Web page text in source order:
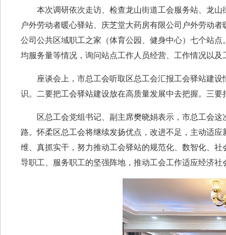
本次调研依次走访、检查龙山街道工会服务站、龙
户外劳动者暖心驿站、庆芝堂大药房有限公司户外劳动
公司公共区域职工之家（体育公园、健身中心）七个站
均服务量等情况，询问站点工作人员经营、工作情况以
座谈会上，市总工会听取区总工会汇报工会驿站建
识。二要把工会驿站建设放在高质量发展中去把握。三
区总工会党组书记、副主席樊晓娟表示，市总工会
路。怀柔区总工会将继续发扬优点，改进不足，主动适
维、真抓实干，努力推动工会驿站的规范化、数智化、
导职工、服务职工的坚强阵地，推动工会工作适应经济